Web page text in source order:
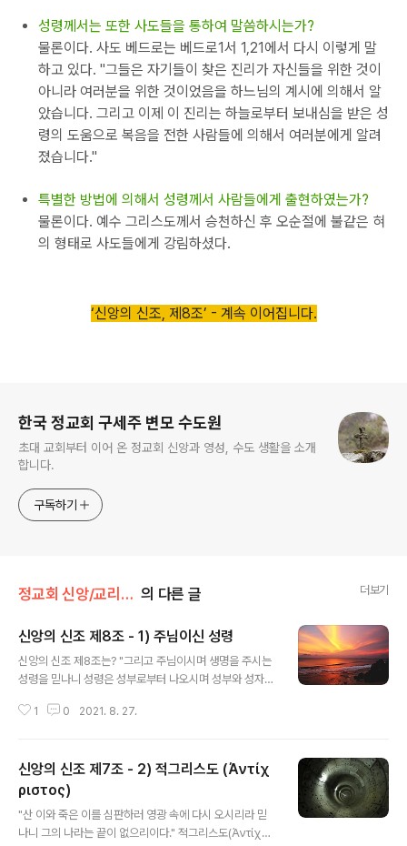
성령께서는 또한 사도들을 통하여 말씀하시는가?
물론이다. 사도 베드로는 베드로1서 1,21에서 다시 이렇게 말
하고 있다. "그들은 자기들이 찾은 진리가 자신들을 위한 것이
아니라 여러분을 위한 것이었음을 하느님의 계시에 의해서 알
았습니다. 그리고 이제 이 진리는 하늘로부터 보내심을 받은 성
령의 도움으로 복음을 전한 사람들에 의해서 여러분에게 알려
졌습니다."
특별한 방법에 의해서 성령께서 사람들에게 출현하였는가?
물론이다. 예수 그리스도께서 승천하신 후 오순절에 불같은 혀
의 형태로 사도들에게 강림하셨다.
‘신앙의 신조, 제8조’ - 계속 이어집니다.
한국 정교회 구세주 변모 수도원
초대 교회부터 이어 온 정교회 신앙과 영성, 수도 생활을 소개
합니다.
구독하기
정교회 신앙/교리문답 의 다른 글 더보기
신앙의 신조 제8조 - 1) 주님이신 성령
신앙의 신조 제8조는? "그리고 주님이시며 생명을 주시는
성령을 믿나니 성령은 성부로부터 나오시며 성부와 성자와
여 말씀하셨나이다." 성령을 주님으로 부른 것은 어떤 의미
사실을 찾아볼 수가 있는가? 사도행전 5,3~4에서 사도 베
드로가 아나니아에게 한 말로써 명백히 알 수가 있다. "아
나니아, 왜 사탄에게 마음을 빼앗겨 성령을 속이고 땅 판 돈
의 일부를 빼돌렸소? 팔기 전에도 그 땅은 당신 것이었고
판 뒤에도 그 돈은 당신 마음대로 할 수 있었던 것이 아니
1 0 2021. 8. 27.
신앙의 신조 제7조 - 2) 적그리스도 (Άντίχ
ριστος)
"산 이와 죽은 이를 심판하러 영광 속에 다시 오시리라 믿
나니 그의 나라는 끝이 없으리이다." 적그리스도(Άντίχρι